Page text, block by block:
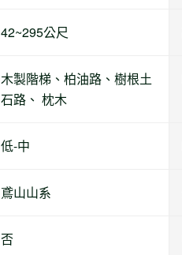
42~295公尺
木製階梯、柏油路、樹根土
石路、 枕木
低-中
鳶山山系
否